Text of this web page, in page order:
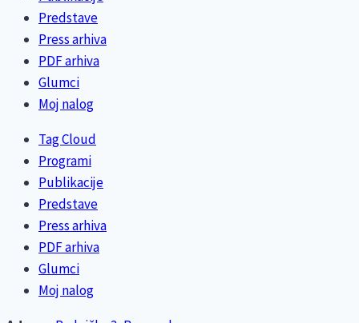
Predstave
Press arhiva
PDF arhiva
Glumci
Moj nalog
Tag Cloud
Programi
Publikacije
Predstave
Press arhiva
PDF arhiva
Glumci
Moj nalog